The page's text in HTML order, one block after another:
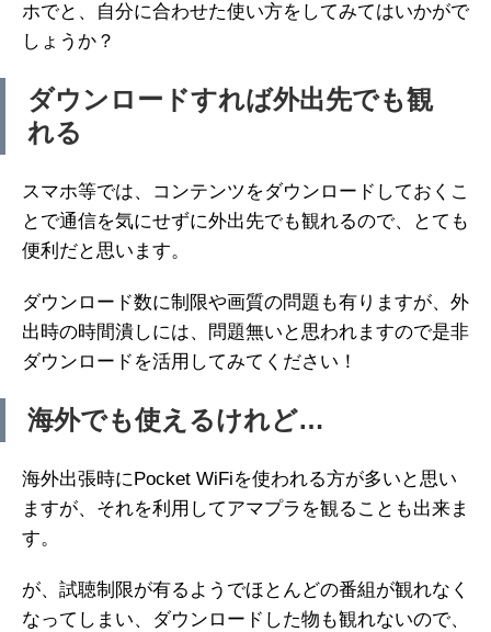
ホでと、自分に合わせた使い方をしてみてはいかがで
しょうか？
ダウンロードすれば外出先でも観
れる
スマホ等では、コンテンツをダウンロードしておくこ
とで通信を気にせずに外出先でも観れるので、とても
便利だと思います。
ダウンロード数に制限や画質の問題も有りますが、外
出時の時間潰しには、問題無いと思われますので是非
ダウンロードを活用してみてください！
海外でも使えるけれど…
海外出張時にPocket WiFiを使われる方が多いと思い
ますが、それを利用してアマプラを観ることも出来ま
す。
が、試聴制限が有るようでほとんどの番組が観れなく
なってしまい、ダウンロードした物も観れないので、